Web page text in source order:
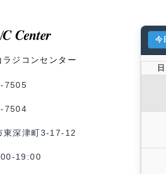
ジコンセンター
7505
7504
東深津町3-17-12
19:00
今
日